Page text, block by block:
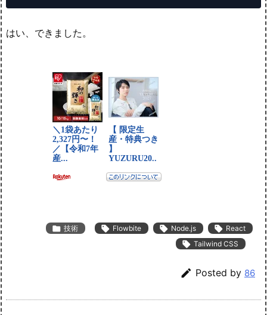
はい、できました。
 技術  Flowbite  Node.js  React
 Tailwind CSS
 Posted by 86